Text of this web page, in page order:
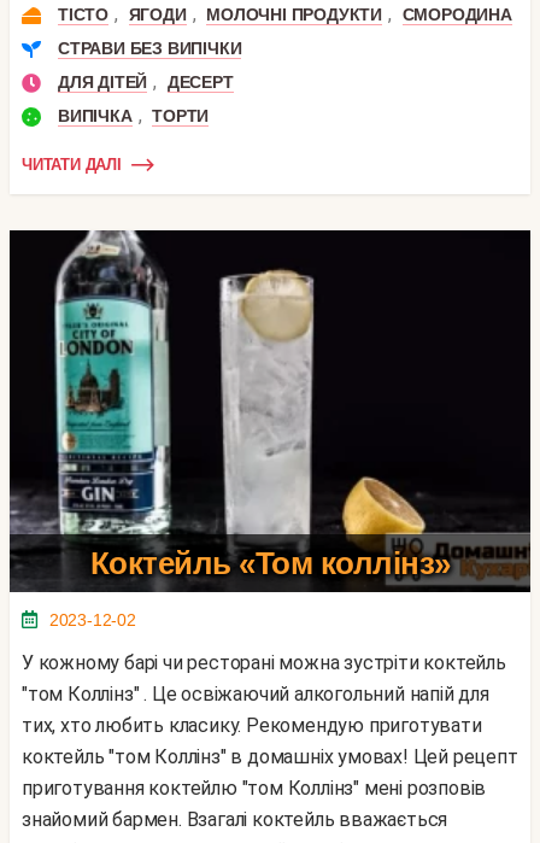
ТІСТО , ЯГОДИ , МОЛОЧНІ ПРОДУКТИ ,
СМОРОДИНА
СТРАВИ БЕЗ ВИПІЧКИ
ДЛЯ ДІТЕЙ ,
ДЕСЕРТ
ВИПІЧКА , ТОРТИ
ЧИТАТИ ДАЛІ
Коктейль «Том коллінз»
2023-12-02
У кожному барі чи ресторані можна зустріти коктейль
"том Коллінз" . Це освіжаючий алкогольний напій для
тих, хто любить класику. Рекомендую приготувати
коктейль "том Коллінз" в домашніх умовах! Цей рецепт
приготування коктейлю "том Коллінз" мені розповів
знайомий бармен. Взагалі коктейль вважається